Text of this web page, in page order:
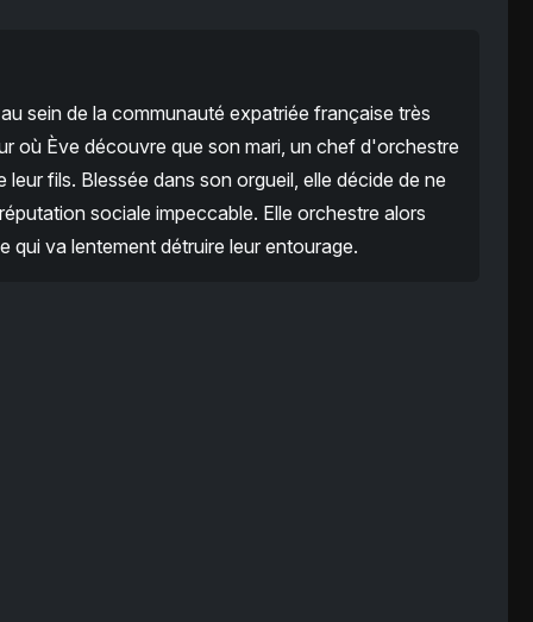
sein de la communauté expatriée française très
où Ève découvre que son mari, un chef d'orchestre
fils. Blessée dans son orgueil, elle décide de ne
sociale impeccable. Elle orchestre alors
va lentement détruire leur entourage.